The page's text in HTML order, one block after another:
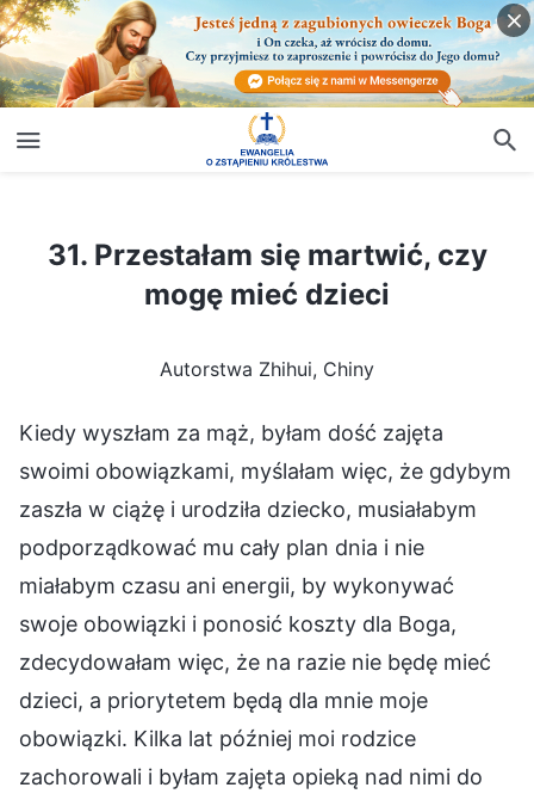
31. Przestałam się martwić, czy mogę mieć dzieci
31. Przestałam się martwić, czy
mogę mieć dzieci
Autorstwa Zhihui, Chiny
Kiedy wyszłam za mąż, byłam dość zajęta
swoimi obowiązkami, myślałam więc, że gdybym
zaszła w ciążę i urodziła dziecko, musiałabym
podporządkować mu cały plan dnia i nie
miałabym czasu ani energii, by wykonywać
swoje obowiązki i ponosić koszty dla Boga,
zdecydowałam więc, że na razie nie będę mieć
dzieci, a priorytetem będą dla mnie moje
obowiązki. Kilka lat później moi rodzice
zachorowali i byłam zajęta opieką nad nimi do